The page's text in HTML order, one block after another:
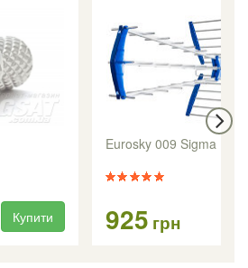
Купити
Eurosky 009 Sigma
925 грн